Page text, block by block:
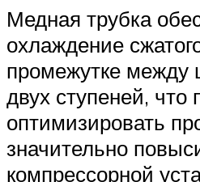
Медная трубка
охлаждение
промежутке между
двух ступеней, что
оптимизировать
значительно
компрессорной